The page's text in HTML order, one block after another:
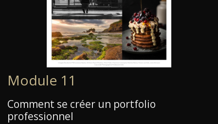
Module 11
Comment se créer un portfolio
professionnel